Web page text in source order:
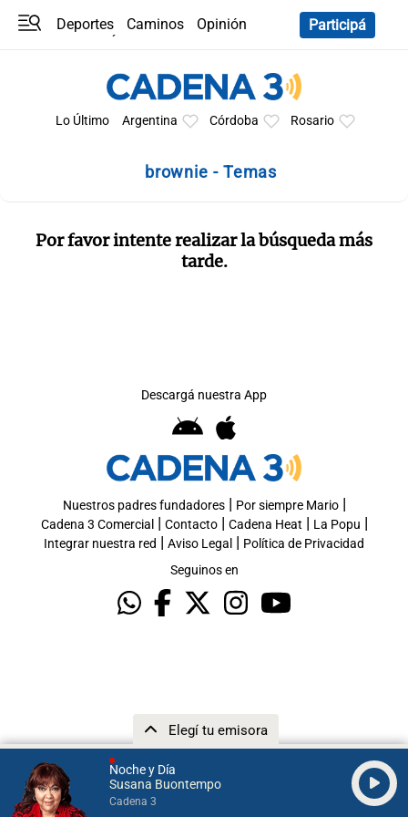
Noche y Día
Susana Buontempo
Cadena 3
Elegí tu emisora
Deportes Caminos
Opinión
Participá
Lo Último Argentina Córdoba Rosario
brownie - Temas
Por favor intente realizar la búsqueda más
tarde.
Descargá nuestra App
Nuestros padres fundadores| Por siempre Mario|
Cadena 3 Comercial | Contacto| Cadena Heat | La Popu |
Integrar nuestra red | Aviso Legal | Política de Privacidad
Seguinos en